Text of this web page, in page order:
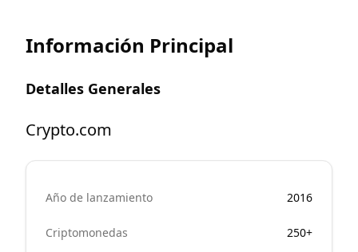
Información Principal
Detalles Generales
Crypto.com
Año de lanzamiento 2016
Criptomonedas 250+